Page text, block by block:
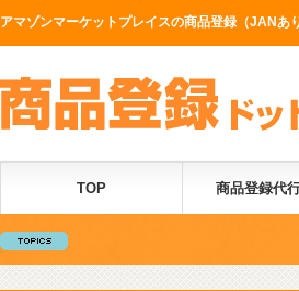
アマゾンマーケットプレイスの商品登録（JANあ
TOP 商品登録代